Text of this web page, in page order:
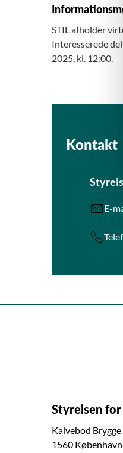
STIL afholder
Interesserede
2025, kl. 12:00.
Kontakt
E-
Styrelsen
Kalvebod
1560